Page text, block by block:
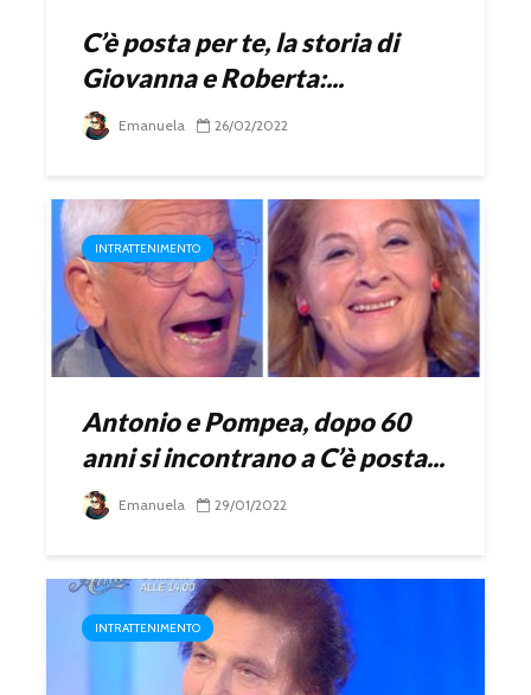
C’è posta per te, la storia di
Giovanna e Roberta:...
Emanuela 26/02/2022
INTRATTENIMENTO
Antonio e Pompea, dopo 60
anni si incontrano a C’è posta...
Emanuela 29/01/2022
INTRATTENIMENTO